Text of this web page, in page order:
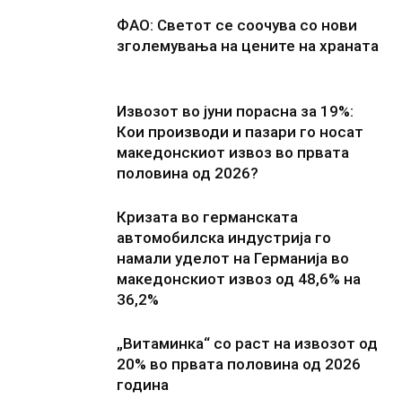
ФАО: Светот се соочува со нови
зголемувања на цените на храната
Извозот во јуни порасна за 19%:
Кои производи и пазари го носат
македонскиот извоз во првата
половина од 2026?
Кризата во германската
автомобилска индустрија го
намали уделот на Германија во
македонскиот извоз од 48,6% на
36,2%
„Витаминка“ со раст на извозот од
20% во првата половина од 2026
година